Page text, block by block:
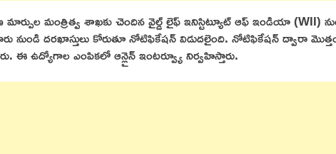
మంత్రిత్వ శాఖకు చెందిన వైల్డ్ లైఫ్ ఇనిస్టిట్యూట్ ఆఫ్ ఇండియా (WII)
నుండి దరఖాస్తులు కోరుతూ నోటిఫికేషన్ విడుదలైంది. నోటిఫికేషన్ ద్వారా
ఈ ఉద్యోగాల ఎంపికలో ఆన్లైన్ ఇంటర్వ్యూ నిర్వహిస్తారు.